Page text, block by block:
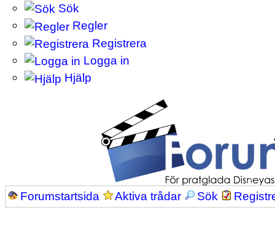
Sök
Regler
Registrera
Logga in
Hjälp
Forumstartsida Aktiva trådar Sök